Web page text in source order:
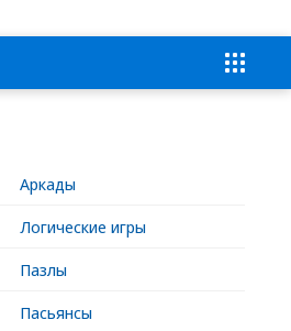
Аркады
Логические игры
Пазлы
Пасьянсы